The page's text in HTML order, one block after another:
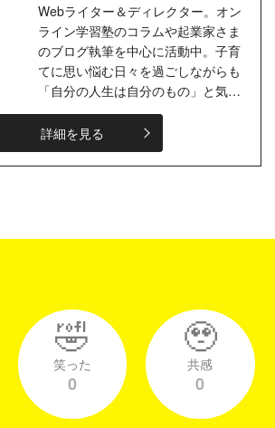
Webライター＆ディレクター。オン
ライン学習塾のコラムや起業家さま
のブログ執筆を中心に活動中。子育
てに思い悩む日々を過ごしながらも
「自分の人生は自分のもの」と気づ
きライターの道へ。コーヒーとチョ
コレートと自分の時間をこよなく愛
する...
詳細を見る
🤣
笑った
0
🥹
共感
0